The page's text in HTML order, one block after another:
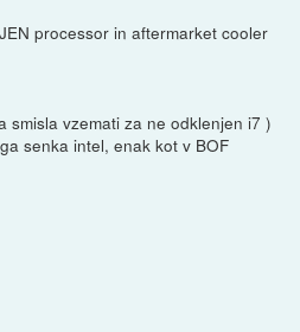
processor in aftermarket cooler
smisla vzemati za ne odklenjen i7 )
senka intel, enak kot v BOF